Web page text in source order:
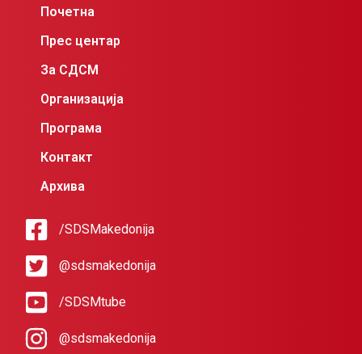
Почетна
Прес центар
За СДСМ
Организација
Програма
Контакт
Архива
/SDSMakedonija
@sdsmakedonija
/SDSMtube
@sdsmakedonija